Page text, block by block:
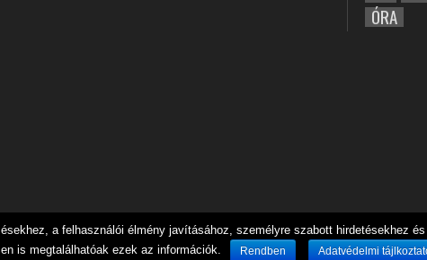
ÓRA
a felhasználói élmény javításához, személyre szabott hirdetésekhez
is megtalálhatóak ezek az információk.
Rendben Adatvédelmi